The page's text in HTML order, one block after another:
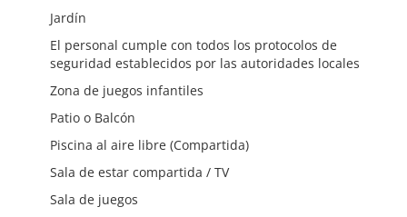
Jardín
El personal cumple con todos los protocolos de
seguridad establecidos por las autoridades locales
Zona de juegos infantiles
Patio o Balcón
Piscina al aire libre (Compartida)
Sala de estar compartida / TV
Sala de juegos